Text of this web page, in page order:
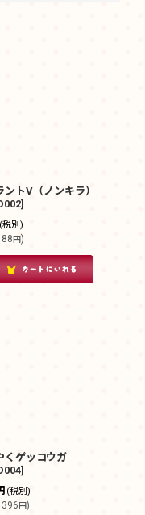
ントV（ノンキラ）
]
(税別)
88円)
くゲッコウガ
]
(税別)
396円)